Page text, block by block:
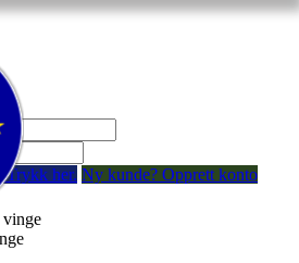
Trykk her. Ny kunde? Opprett konto